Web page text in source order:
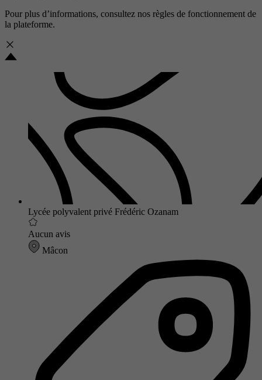
Pour plus d’informations, consultez nos règles de fonctionnement de
la plateforme.
Lycée polyvalent privé Frédéric Ozanam
Aucun avis
Mâcon